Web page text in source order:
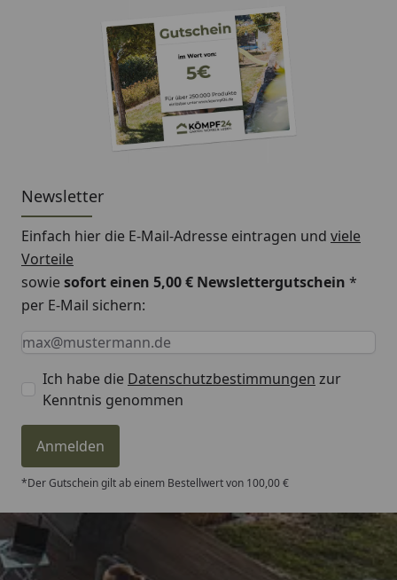
Newsletter
Einfach hier die E-Mail-Adresse eintragen und viele
Vorteile
sowiesofort einen 5,00 € Newslettergutschein *
per E-Mail sichern:
Keine Eingabe erforderlich
Eingabe erforderlich
E-Mail *
Ich habe die Datenschutzbestimmungen zur
Kenntnis genommen
Anmelden
*Der Gutschein gilt ab einem Bestellwert von 100,00 €